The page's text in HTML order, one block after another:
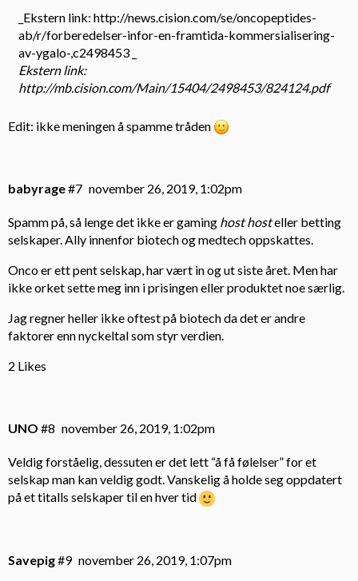
_Ekstern link: http://news.cision.com/se/oncopeptides-
ab/r/forberedelser-infor-en-framtida-kommersialisering-
av-ygalo-,c2498453
Ekstern link:
http://mb.cision.com/Main/15404/2498453/824124.pdf
Edit: ikke meningen å spamme tråden
babyrage november 26, 2019, 1:02pm
#7
Spamm på, så lenge det ikke er gaming host hosteller betting
selskaper. Ally innenfor biotech og medtech oppskattes.
Onco er ett pent selskap, har vært in og ut siste året. Men har
ikke orket sette meg inn i prisingen eller produktet noe særlig.
Jag regner heller ikke oftest på biotech da det er andre
faktorer enn nyckeltal som styr verdien.
2 Likes
UNO november 26, 2019, 1:02pm
#8
Veldig forståelig, dessuten er det lett “å få følelser” for et
selskap man kan veldig godt. Vanskelig å holde seg oppdatert
på et titalls selskaper til en hver tid
Savepig november 26, 2019, 1:07pm
#9